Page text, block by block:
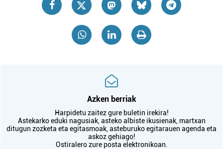
Azken berriak
Harpidetu zaitez gure buletin irekira!
Astekarko eduki nagusiak, asteko albiste ikusienak, martxan
ditugun zozketa eta egitasmoak, asteburuko egitarauen agenda eta
askoz gehiago!
Ostiralero zure posta elektronikoan.